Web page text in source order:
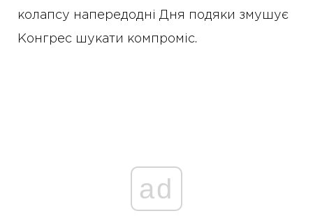
колапсу напередодні Дня подяки змушує
Конгрес шукати компроміс.
ad